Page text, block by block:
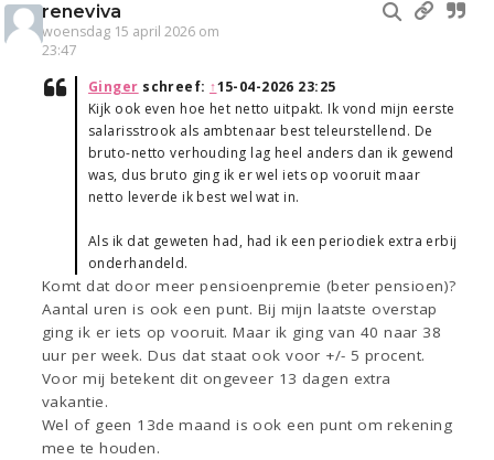
reneviva
woensdag 15 april 2026 om
23:47
Ginger schreef: ↑15-04-2026 23:25
Kijk ook even hoe het netto uitpakt. Ik vond mijn eerste
salarisstrook als ambtenaar best teleurstellend. De
bruto-netto verhouding lag heel anders dan ik gewend
was, dus bruto ging ik er wel iets op vooruit maar
netto leverde ik best wel wat in.
Als ik dat geweten had, had ik een periodiek extra erbij
onderhandeld.
Komt dat door meer pensioenpremie (beter pensioen)?
Aantal uren is ook een punt. Bij mijn laatste overstap
ging ik er iets op vooruit. Maar ik ging van 40 naar 38
uur per week. Dus dat staat ook voor +/- 5 procent.
Voor mij betekent dit ongeveer 13 dagen extra
vakantie.
Wel of geen 13de maand is ook een punt om rekening
mee te houden.